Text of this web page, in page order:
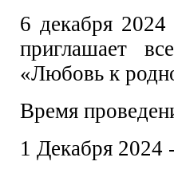
6 декабря
приглашает
«Любовь к
Время
1 Декабря 2024